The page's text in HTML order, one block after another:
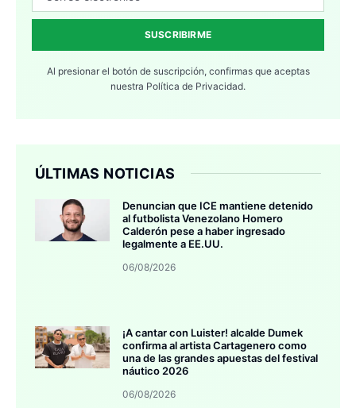
SUSCRIBIRME
Al presionar el botón de suscripción, confirmas que aceptas
nuestra Política de Privacidad.
ÚLTIMAS NOTICIAS
Denuncian que ICE mantiene detenido
al futbolista Venezolano Homero
Calderón pese a haber ingresado
legalmente a EE.UU.
06/08/2026
¡A cantar con Luister! alcalde Dumek
confirma al artista Cartagenero como
una de las grandes apuestas del festival
náutico 2026
06/08/2026